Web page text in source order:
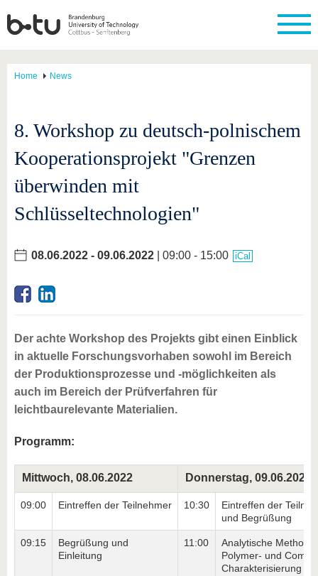
Home News
8. Workshop zu deutsch-polnischem
Kooperationsprojekt "Grenzen
überwinden mit
Schlüsseltechnologien"
08.06.2022 - 09.06.2022 | 09:00 - 15:00 iCal
Der achte Workshop des Projekts gibt einen Einblick
in aktuelle Forschungsvorhaben sowohl im Bereich
der Produktionsprozesse und -möglichkeiten als
auch im Bereich der Prüfverfahren für
leichtbaurelevante Materialien.
Programm:
Mittwoch, 08.06.2022 Donnerstag, 09.06.2022
09:00 Eintreffen der Teilnehmer 10:30
Eintreffen der
und Begrüßung
09:15
Begrüßung und
Einleitung
11:00
Analytische
Polymer- und
Charakterisierung